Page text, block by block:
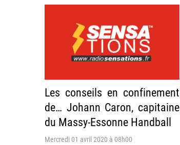
Les conseils en confinement
de… Johann Caron, capitaine
du Massy-Essonne Handball
Mercredi 01 avril 2020 à 08h00